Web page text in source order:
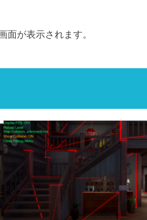
面が表示されます。